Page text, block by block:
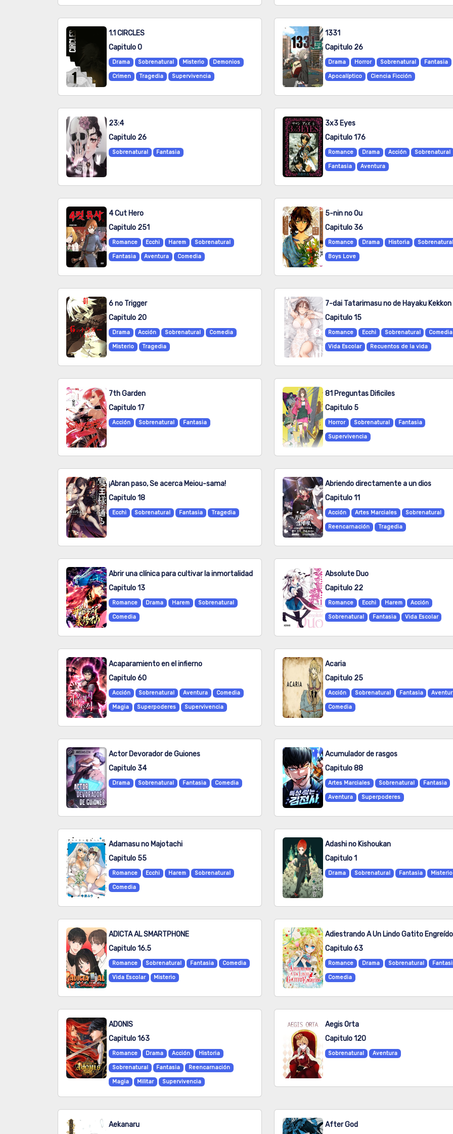
1.1 CIRCLES
Capitulo 0
Drama Sobrenatural Misterio Demonios
Crimen Tragedia Supervivencia
1331
Capitulo 26
Drama Horror Sobrenatural Fantasia
Apocalíptico Ciencia Ficción
23:4
Capitulo 26
Sobrenatural Fantasia
3x3 Eyes
Capitulo 176
Romance Drama Acción Sobrenatural
Fantasia Aventura
4 Cut Hero
Capitulo 251
Romance Ecchi Harem Sobrenatural
Fantasia Aventura Comedia
5-nin no Ou
Capitulo 36
Romance Drama Historia
Boys Love
6 no Trigger
Capitulo 20
Drama Acción Sobrenatural Comedia
Misterio Tragedia
Capitulo 15
Romance Ecchi Sobrenatural Comedia
Vida Escolar Recuentos de la vida
7th Garden
Capitulo 17
Acción Sobrenatural Fantasia
81 Preguntas Dificiles
Capitulo 5
Horror Sobrenatural Fantasia
Supervivencia
¡Abran paso, Se acerca Meiou-sama!
Capitulo 18
Ecchi Sobrenatural Fantasia Tragedia
Abriendo directamente a un dios
Capitulo 11
Acción Artes Marciales Sobrenatural
Reencarnación Tragedia
Abrir una clínica para cultivar la inmortalidad
Capitulo 13
Romance Drama Harem Sobrenatural
Comedia
Absolute Duo
Capitulo 22
Romance Ecchi Harem Acción
Sobrenatural Fantasia Vida Escolar
Acaparamiento en el infierno
Capitulo 60
Acción Sobrenatural Aventura Comedia
Magia Superpoderes Supervivencia
Acaria
Capitulo 25
Acción Sobrenatural Fantasia
Comedia
Actor Devorador de Guiones
Capitulo 34
Drama Sobrenatural Fantasia Comedia
Acumulador de rasgos
Capitulo 88
Artes Marciales Sobrenatural Fantasia
Aventura Superpoderes
Adamasu no Majotachi
Capitulo 55
Romance Ecchi Harem Sobrenatural
Comedia
Adashi no Kishoukan
Capitulo 1
Drama Sobrenatural Fantasia Misterio
ADICTA AL SMARTPHONE
Capitulo 16.5
Romance Sobrenatural Fantasia Comedia
Vida Escolar Misterio
Adiestrando A Un Lindo Gatito Engreído
Capitulo 63
Romance Drama Sobrenatural
Comedia
ADONIS
Capitulo 163
Romance Drama Acción Historia
Sobrenatural Fantasia Reencarnación
Magia Militar Supervivencia
Aegis Orta
Capitulo 120
Sobrenatural Aventura
Aekanaru After God